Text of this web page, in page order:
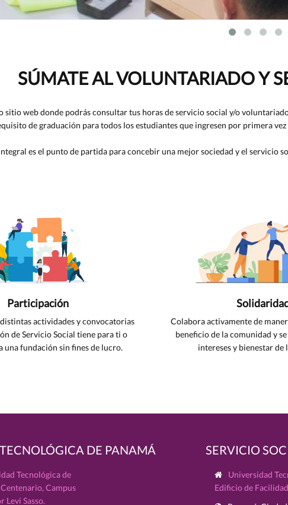
SÚMATE AL VOLUNTARIADO Y
sitio web donde podrás consultar tus horas de servicio social y/o
de graduación para todos los estudiantes que ingresen por primera
es el punto de partida para concebir una mejor sociedad y el servicio
Participación
actividades y convocatorias
de Servicio Social tiene para ti o
una fundación sin fines de lucro.
Colabora activamente de
beneficio de la comunidad y
intereses y bienestar de
DE PANAMÁ
Tecnológica de
Campus
Sasso.
SERVICIO
Universidad
Edificio de